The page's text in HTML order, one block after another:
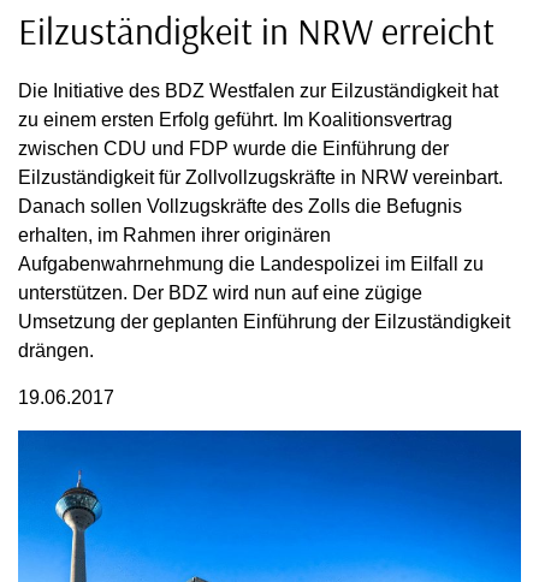
Eilzuständigkeit in NRW erreicht
Die Initiative des BDZ Westfalen zur Eilzuständigkeit hat
zu einem ersten Erfolg geführt. Im Koalitionsvertrag
zwischen CDU und FDP wurde die Einführung der
Eilzuständigkeit für Zollvollzugskräfte in NRW vereinbart.
Danach sollen Vollzugskräfte des Zolls die Befugnis
erhalten, im Rahmen ihrer originären
Aufgabenwahrnehmung die Landespolizei im Eilfall zu
unterstützen. Der BDZ wird nun auf eine zügige
Umsetzung der geplanten Einführung der Eilzuständigkeit
drängen.
19.06.2017